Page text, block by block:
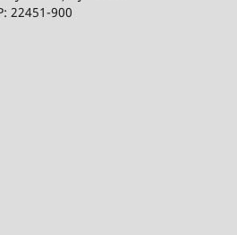
22451-900